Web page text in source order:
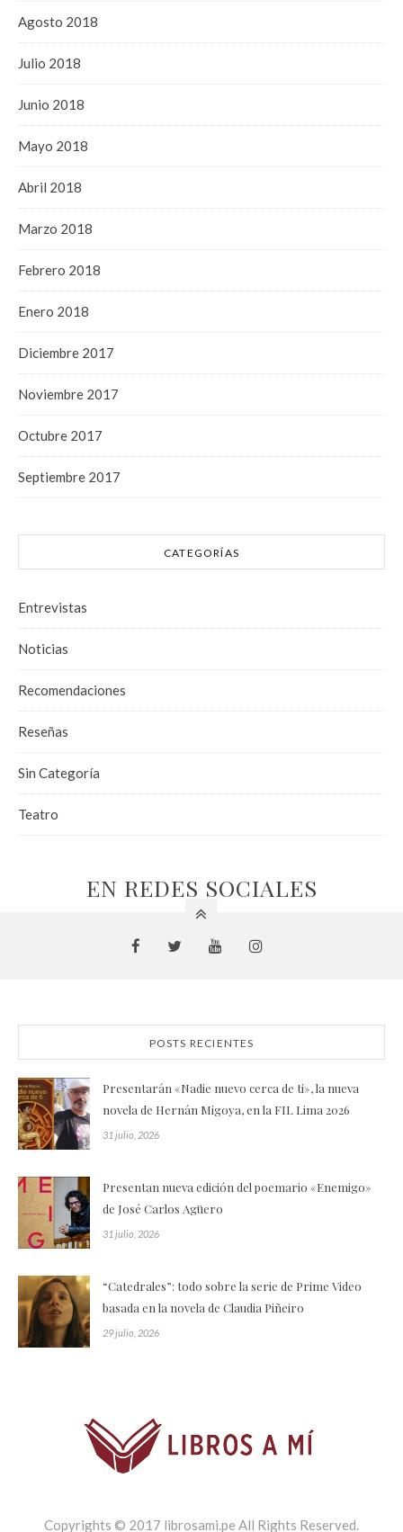
Agosto 2018
Julio 2018
Junio 2018
Mayo 2018
Abril 2018
Marzo 2018
Febrero 2018
Enero 2018
Diciembre 2017
Noviembre 2017
Octubre 2017
Septiembre 2017
CATEGORÍAS
Entrevistas
Noticias
Recomendaciones
Reseñas
Sin Categoría
Teatro
EN REDES SOCIALES
POSTS RECIENTES
Presentarán «Nadie nuevo cerca de ti», la nueva
novela de Hernán Migoya, en la FIL Lima 2026
31 julio, 2026
Presentan nueva edición del poemario «Enemigo»
de José Carlos Agüero
31 julio, 2026
“Catedrales”: todo sobre la serie de Prime Video
basada en la novela de Claudia Piñeiro
29 julio, 2026
Copyrights © 2017 librosami.pe All Rights Reserved.